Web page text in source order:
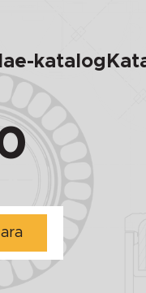
e-katalog
ara